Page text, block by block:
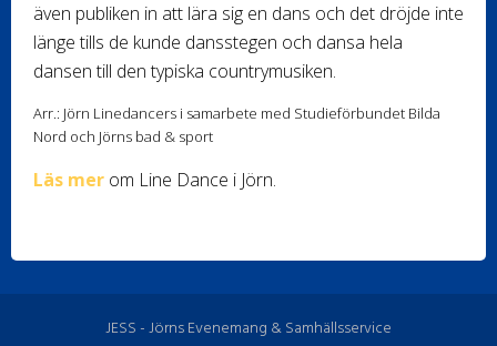
även publiken in att lära sig en dans och det dröjde inte
länge tills de kunde dansstegen och dansa hela
dansen till den typiska countrymusiken.
Arr.: Jörn Linedancers i samarbete med Studieförbundet Bilda
Nord och Jörns bad & sport
Läs mer om Line Dance i Jörn.
JESS - Jörns Evenemang & Samhällsservice